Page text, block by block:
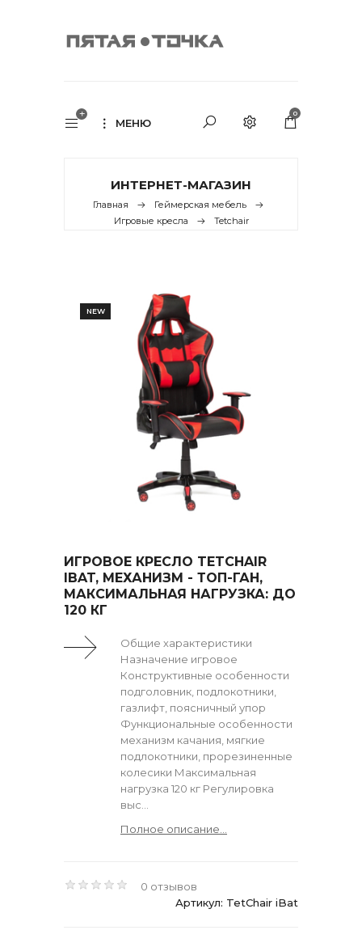
МЕНЮ
0
ИНТЕРНЕТ-МАГАЗИН
Главная
Геймерская мебель
Игровые кресла
Tetchair
NEW
ИГРОВОЕ КРЕСЛО TETCHAIR
IBAT, МЕХАНИЗМ - ТОП-ГАН,
МАКСИМАЛЬНАЯ НАГРУЗКА: ДО
120 КГ
Общие характеристики
Назначение игровое
Конструктивные особенности
подголовник, подлокотники,
газлифт, поясничный упор
Функциональные особенности
механизм качания, мягкие
подлокотники, прорезиненные
колесики Максимальная
нагрузка 120 кг Регулировка
выс...
Полное описание...
0 отзывов
Артикул: TetChair iBat